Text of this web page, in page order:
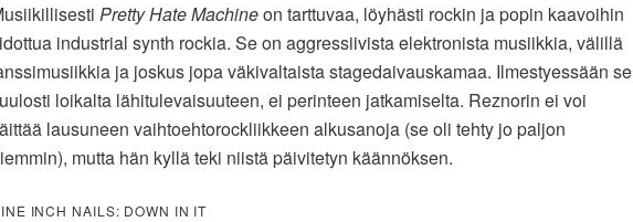
Pretty Hate Machineon tarttuvaa, löyhästi rockin ja popin kaavoihin
industrial synth rockia. Se on aggressiivista elektronista musiikkia, välillä
ja joskus jopa väkivaltaista stagedaivauskamaa. Ilmestyessään se
loikalta lähitulevaisuuteen, ei perinteen jatkamiselta. Reznorin ei voi
lausuneen vaihtoehtorockliikkeen alkusanoja (se oli tehty jo paljon
mutta hän kyllä teki niistä päivitetyn käännöksen.
INCH NAILS: DOWN IN IT